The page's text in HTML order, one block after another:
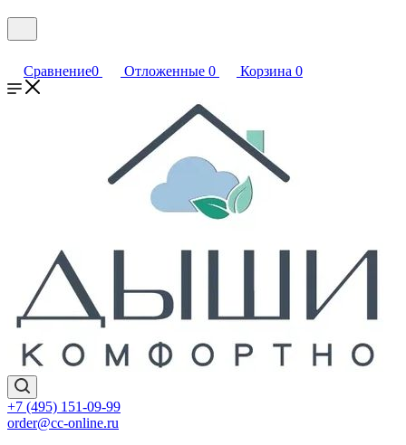
Сравнение0 Отложенные 0 Корзина 0
+7 (495) 151-09-99
order@cc-online.ru